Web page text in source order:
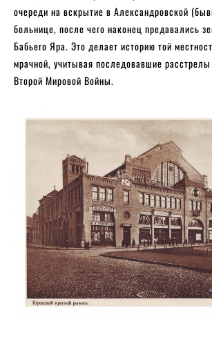
очереди на вскрытие в Александровской
больнице, после чего наконец предавались
Бабьего Яра. Это делает историю той
мрачной, учитывая последовавшие
Второй Мировой Войны.